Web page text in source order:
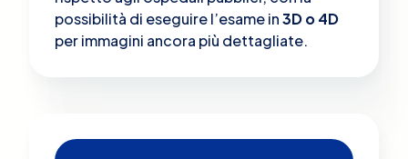
possibilità di eseguire l’esame in3D o 4D
per immagini ancora più dettagliate.